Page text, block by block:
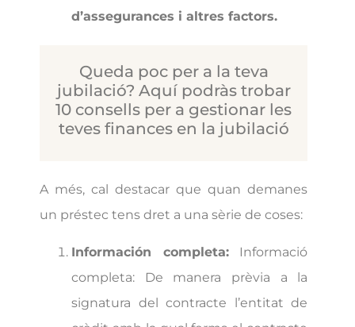
d’assegurances i altres factors.
Queda poc per a la teva
jubilació? Aquí podràs trobar
10 consells per a gestionar les
teves finances en la jubilació
A més, cal destacar que quan demanes
un préstec tens dret a una sèrie de coses:
Información completa:Informació
completa: De manera prèvia a la
signatura del contracte l’entitat de